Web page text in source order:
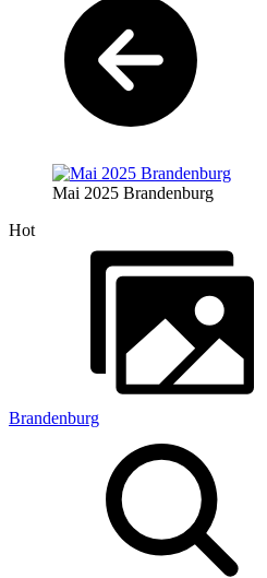
Mai 2025 Brandenburg
Hot
Brandenburg